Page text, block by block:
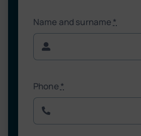
Name and surname *
Phone *